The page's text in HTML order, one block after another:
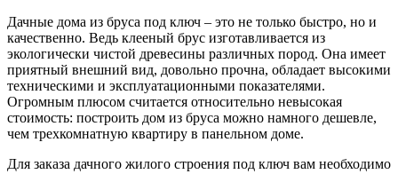
Дачные дома из бруса под ключ – это не только быстро, но и
качественно. Ведь клееный брус изготавливается из
экологически чистой древесины различных пород. Она имеет
приятный внешний вид, довольно прочна, обладает высокими
техническими и эксплуатационными показателями.
Огромным плюсом считается относительно невысокая
стоимость: построить дом из бруса можно намного дешевле,
чем трехкомнатную квартиру в панельном доме.
Для заказа дачного жилого строения под ключ вам необходимо